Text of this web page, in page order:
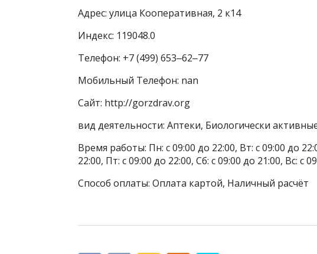
Адрес: улица Кооперативная, 2 к14
Индекс: 119048.0
Телефон: +7 (499) 653‒62‒77
Мобильный Телефон: nan
Сайт: http://gorzdrav.org
вид деятельности: Аптеки, Биологически
Время работы: Пн: с 09:00 до 22:00, Вт: с 09:00 до
22:00, Пт: с 09:00 до 22:00, Сб: с 09:00 до 21:00, Вс: с
Способ оплаты: Оплата картой, Наличный расчёт